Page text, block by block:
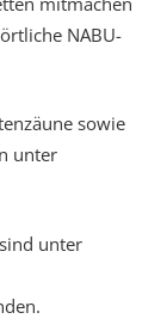
NABU-
sowie
unter
unter